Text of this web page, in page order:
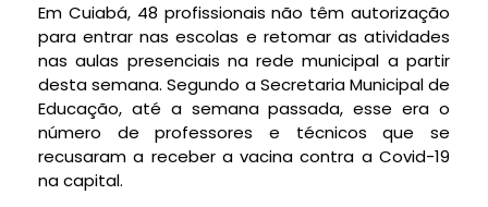
Em Cuiabá, 48 profissionais não têm autorização
para entrar nas escolas e retomar as atividades
nas aulas presenciais na rede municipal a partir
desta semana. Segundo a Secretaria Municipal de
Educação, até a semana passada, esse era o
número de professores e técnicos que se
recusaram a receber a vacina contra a Covid-19
na capital.